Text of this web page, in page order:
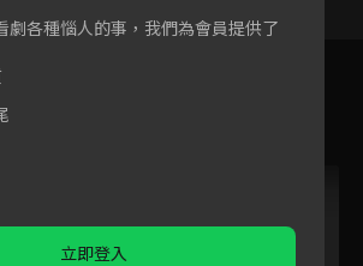
劇各種惱人的事，我們為會員提供了
立即登入